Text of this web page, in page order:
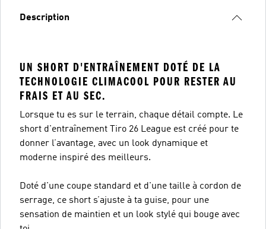
Description
UN SHORT D'ENTRAÎNEMENT DOTÉ DE LA
TECHNOLOGIE CLIMACOOL POUR RESTER AU
FRAIS ET AU SEC.
Lorsque tu es sur le terrain, chaque détail compte. Le
short d'entraînement Tiro 26 League est créé pour te
donner l’avantage, avec un look dynamique et
moderne inspiré des meilleurs.
Doté d'une coupe standard et d'une taille à cordon de
serrage, ce short s’ajuste à ta guise, pour une
sensation de maintien et un look stylé qui bouge avec